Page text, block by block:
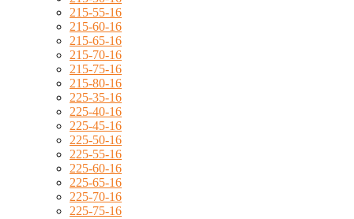
215-55-16
215-60-16
215-65-16
215-70-16
215-75-16
215-80-16
225-35-16
225-40-16
225-45-16
225-50-16
225-55-16
225-60-16
225-65-16
225-70-16
225-75-16